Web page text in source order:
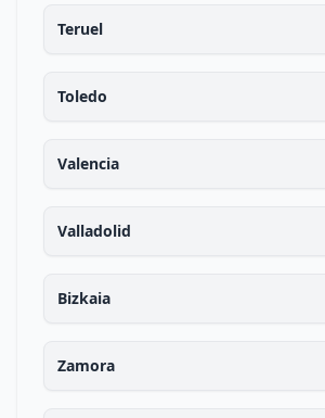
Teruel
Toledo
Valencia
Valladolid
Bizkaia
Zamora